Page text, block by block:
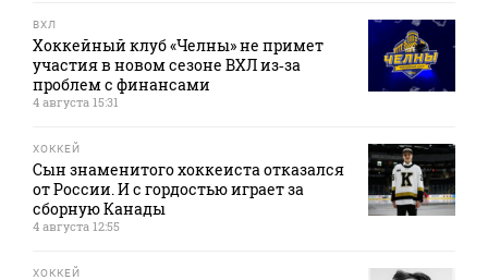
ВХЛ
Хоккейный клуб «Челны» не примет
участия в новом сезоне ВХЛ из‑за
проблем с финансами
4 августа 15:31
ХОККЕЙ
Сын знаменитого хоккеиста отказался
от России. И с гордостью играет за
сборную Канады
4 августа 12:55
ХОККЕЙ